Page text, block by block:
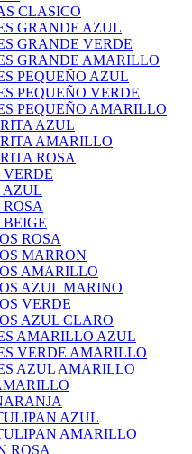
CLASICO
GRANDE AZUL
GRANDE VERDE
GRANDE AMARILLO
PEQUEÑO AZUL
PEQUEÑO VERDE
PEQUEÑO AMARILLO
AZUL
AMARILLO
ROSA
VERDE
AZUL
ROSA
BEIGE
ROSA
MARRON
AMARILLO
AZUL MARINO
VERDE
AZUL CLARO
AMARILLO AZUL
VERDE AMARILLO
AZUL AMARILLO
AZUL
AMARILLO
ROSA